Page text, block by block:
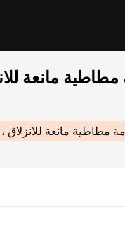
مانعة
مانعة للانزلاق